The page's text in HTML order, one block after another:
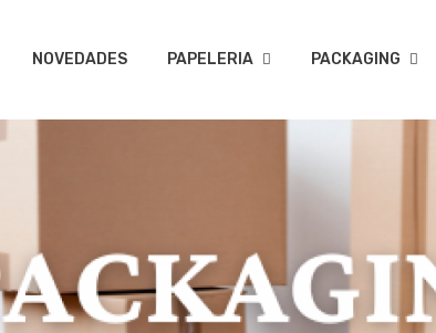
NOVEDADES PAPELERIA PACKAGING